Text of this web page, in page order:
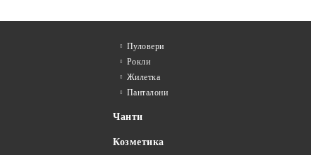
Пуловери
Рокли
Жилетка
Панталони
Чанти
Козметика